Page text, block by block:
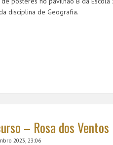
disciplina de Geografia.
– Rosa dos Ventos
2023, 23:06